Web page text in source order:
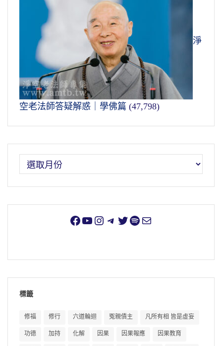
淨
空老法師答疑解惑｜學佛篇 (47,798)
標籤
修福 修行 六道輪迴 冤親債主 凡所有相 皆是虛妄
功德 加持 化解 因果 因果報應 因果教育